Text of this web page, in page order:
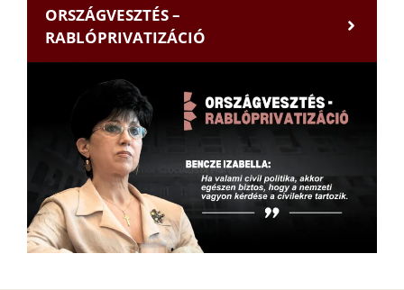
ORSZÁGVESZTÉS –
RABLÓPRIVATIZÁCIÓ